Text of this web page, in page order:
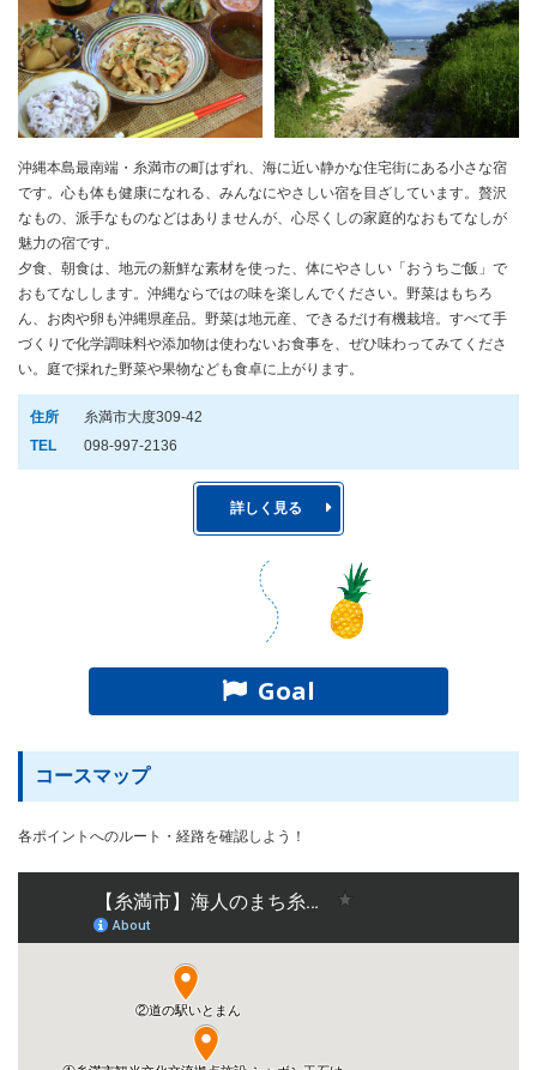
沖縄本島最南端・糸満市の町はずれ、海に近い静かな住宅街にある小さな宿
です。心も体も健康になれる、みんなにやさしい宿を目ざしています。贅沢
なもの、派手なものなどはありませんが、心尽くしの家庭的なおもてなしが
魅力の宿です。
夕食、朝食は、地元の新鮮な素材を使った、体にやさしい「おうちご飯」で
おもてなしします。沖縄ならではの味を楽しんでください。野菜はもちろ
ん、お肉や卵も沖縄県産品。野菜は地元産、できるだけ有機栽培。すべて手
づくりで化学調味料や添加物は使わないお食事を、ぜひ味わってみてくださ
い。庭で採れた野菜や果物なども食卓に上がります。
住所
糸満市大度309-42
TEL
098-997-2136
詳しく見る
Goal
コースマップ
各ポイントへのルート・経路を確認しよう！